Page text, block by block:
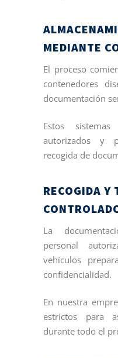
MEDIANTE
El proceso
contenedores
documentación
Estos
autorizados y
recogida de
RECOGIDA Y
La
personal
vehículos
confidencialidad.
En nuestra
estrictos para
durante todo el